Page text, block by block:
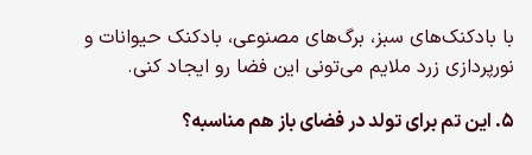
با بادکنک‌های سبز، برگ‌های مصنوعی، بادکنک حیوانات و
نورپردازی زرد ملایم می‌تونی این فضا رو ایجاد کنی.
۵. این تم برای تولد در فضای باز هم مناسبه؟